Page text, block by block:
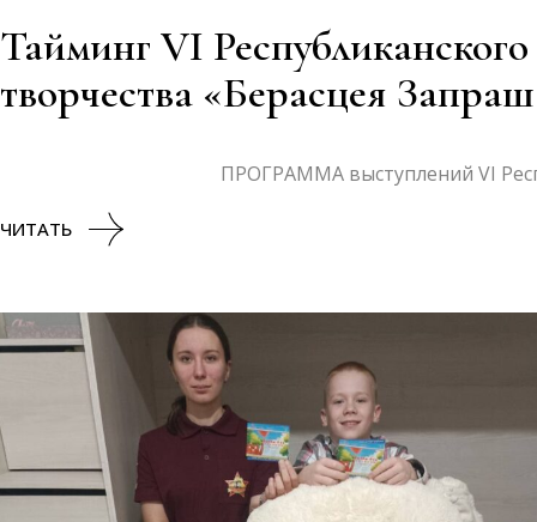
Тайминг VI
творчества «Берасцея
ПРОГРАММА выступлений VI
ЧИТАТЬ